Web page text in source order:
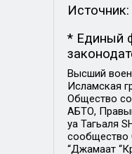
Источник:
* Единый
Высший
Исламская
Общество
АБТО,
уа Тагьаля
сообщество
“Джамаат